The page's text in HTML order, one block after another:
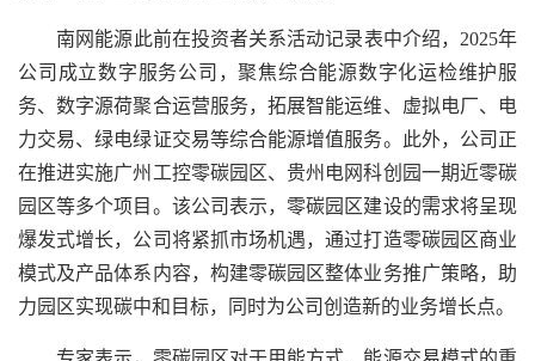
南网能源此前在投资者关系活动记录表中介绍，2025年
公司成立数字服务公司，聚焦综合能源数字化运检维护服
务、数字源荷聚合运营服务，拓展智能运维、虚拟电厂、电
力交易、绿电绿证交易等综合能源增值服务。此外，公司正
在推进实施广州工控零碳园区、贵州电网科创园一期近零碳
园区等多个项目。该公司表示，零碳园区建设的需求将呈现
爆发式增长，公司将紧抓市场机遇，通过打造零碳园区商业
模式及产品体系内容，构建零碳园区整体业务推广策略，助
力园区实现碳中和目标，同时为公司创造新的业务增长点。